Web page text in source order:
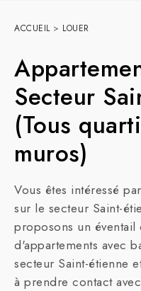
ACCUEIL> LOUER
Secteur
(Tous
muros)
Vous êtes intéressé
sur le secteur Saint-
proposons un
d'appartements avec
secteur Saint-étienne
à prendre contact